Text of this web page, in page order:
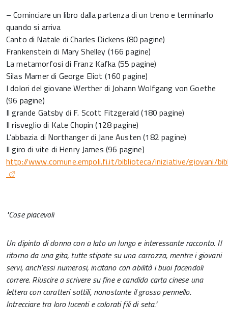
– Cominciare un libro dalla partenza di un treno e terminarlo
quando si arriva
Canto di Natale di Charles Dickens (80 pagine)
Frankenstein di Mary Shelley (166 pagine)
La metamorfosi di Franz Kafka (55 pagine)
Silas Marner di George Eliot (160 pagine)
I dolori del giovane Werther di Johann Wolfgang von Goethe
(96 pagine)
Il grande Gatsby di F. Scott Fitzgerald (180 pagine)
Il risveglio di Kate Chopin (128 pagine)
L’abbazia di Northanger di Jane Austen (182 pagine)
Il giro di vite di Henry James (96 pagine)
http://www.comune.empoli.fi.it/biblioteca/iniziative/giovani/
"Cose piacevoli
Un dipinto di donna con a lato un lungo e interessante racconto. Il
ritorno da una gita, tutte stipate su una carrozza, mentre i giovani
servi, anch’essi numerosi, incitano con abilità i buoi facendoli
correre. Riuscire a scrivere su fine e candida carta cinese una
lettera con caratteri sottili, nonostante il grosso pennello.
Intrecciare tra loro lucenti e colorati fili di seta."